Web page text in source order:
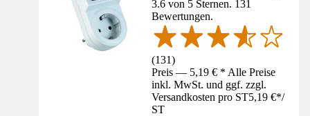
3.6 von 5 Sternen. 131
Bewertungen.
(131)
Preis — 5,19 € * Alle Preise
inkl. MwSt. und ggf. zzgl.
Versandkosten pro ST5,19 €*/
ST